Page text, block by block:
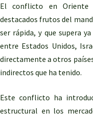
El conflicto en
destacados frutos del
ser rápida, y que supera
entre Estados Unidos,
directamente a otros
indirectos que ha tenido.
Este conflicto ha
estructural en los